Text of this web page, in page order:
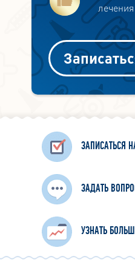
лечения
ЗАПИСАТЬСЯ
ЗАДАТЬ
УЗНАТЬ